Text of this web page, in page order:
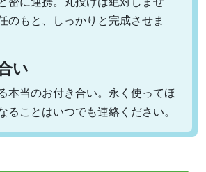
のもと、しっかりと完成させま
い
本当のお付き合い。永く使ってほ
ることはいつでも連絡ください。